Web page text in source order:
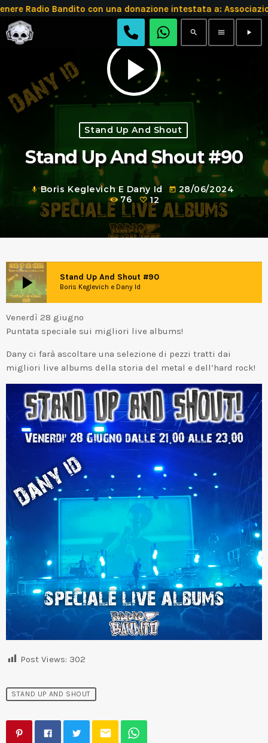
Bandito con una donazione intestata a: Associazione
search menu play_arrow
play_arrow
Stand Up And Shout
Stand Up And Shout #90
mic Boris Keglevich E Dany Id today 28/06/2024
76
12
play_arrow Stand Up And Shout #90
Boris Keglevich e Dany Id
Venerdì 28 giugno
Puntata speciale sui migliori live albums!
Dany ci farà ascoltare una selezione di pezzi tratti dai
migliori live albums della storia del metal e dell’hard rock!
Post Views: 302
STAND UP AND SHOUT
email